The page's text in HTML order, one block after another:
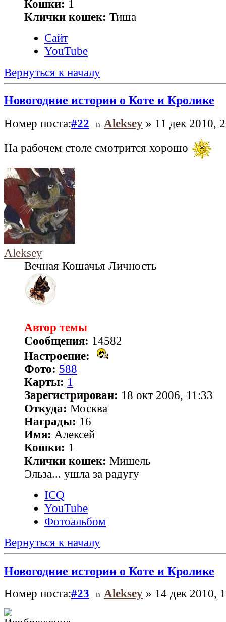
Кошки: 1
Клички кошек: Тиша
Сайт
YouTube
Вернуться к началу
Новогодние истории о Коте и Кролике
Номер поста:#22 Aleksey » 11 дек 2010,
На рабочем столе смотрится хорошо
Aleksey
Вечная Кошачья Личность
Автор темы
Сообщения: 14582
Настроение:
Фото: 588
Карты: 1
Зарегистрирован: 18 окт 2006, 11:33
Откуда: Москва
Награды: 16
Имя: Алексей
Кошки: 1
Клички кошек: Мишель
Эльза... ушла за радугу
ICQ
YouTube
Фотоальбом
Вернуться к началу
Новогодние истории о Коте и Кролике
Номер поста:#23 Aleksey » 14 дек 2010,